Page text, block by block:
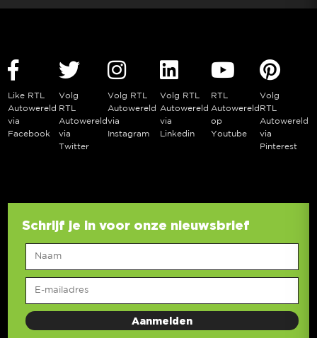
Like RTL
Autowereld
via
Facebook
Volg
RTL
Autowereld
via
Twitter
Volg RTL
Autowereld
via
Instagram
Volg RTL
Autowereld
via
Linkedin
RTL
Autowereld
op
Youtube
Volg
RTL
Autowereld
via
Pinterest
Schrijf je in voor onze nieuwsbrief